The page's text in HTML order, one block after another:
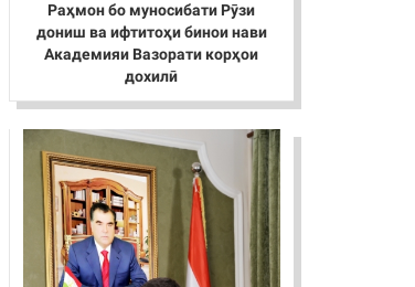
Раҳмон бо муносибати Рӯзи
дониш ва ифтитоҳи бинои нави
Академияи Вазорати корҳои
дохилӣ